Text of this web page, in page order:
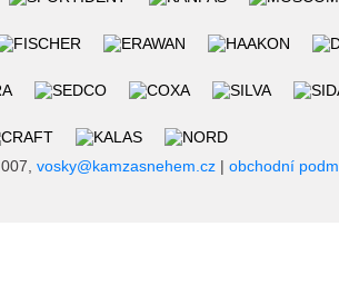
vosky@kamzasnehem.cz | obchodní